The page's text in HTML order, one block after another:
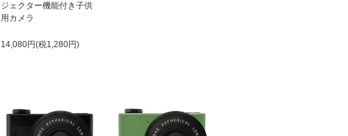
ジェクター機能付き子供
用カメラ
14,080円(税1,280円)